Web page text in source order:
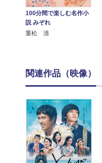
100分間で楽しむ名作小
説 みぞれ
重松 清
関連作品（映像）